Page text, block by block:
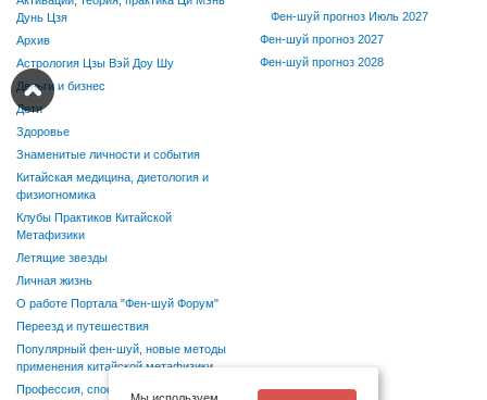
Дунь Цзя
Архив
Астрология Цзы Вэй Доу Шу
Деньги и бизнес
Дети
Здоровье
Знаменитые личности и события
Китайская медицина, диетология и
физиогномика
Клубы Практиков Китайской
Метафизики
Летящие звезды
Личная жизнь
О работе Портала "Фен-шуй Форум"
Переезд и путешествия
Популярный фен-шуй, новые методы
применения китайской метафизики
Профессия, способности, хобби
Фен-шуй прогноз Июль 2027
Фен-шуй прогноз 2027
Фен-шуй прогноз 2028